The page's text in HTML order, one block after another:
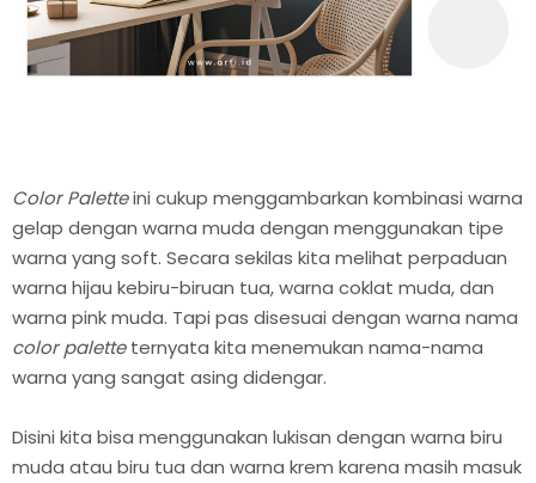
Color Paletteini cukup menggambarkan kombinasi warna
gelap dengan warna muda dengan menggunakan tipe
warna yang soft. Secara sekilas kita melihat perpaduan
warna hijau kebiru-biruan tua, warna coklat muda, dan
warna pink muda. Tapi pas disesuai dengan warna nama
color paletteternyata kita menemukan nama-nama
warna yang sangat asing didengar.
Disini kita bisa menggunakan lukisan dengan warna biru
muda atau biru tua dan warna krem karena masih masuk